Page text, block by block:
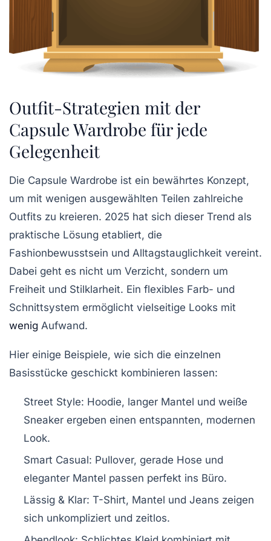
Outfit-Strategien mit der
Capsule Wardrobe für jede
Gelegenheit
Die Capsule Wardrobe ist ein bewährtes Konzept,
um mit wenigen ausgewählten Teilen zahlreiche
Outfits zu kreieren. 2025 hat sich dieser Trend als
praktische Lösung etabliert, die
Fashionbewusstsein und Alltagstauglichkeit vereint.
Dabei geht es nicht um Verzicht, sondern um
Freiheit und Stilklarheit. Ein flexibles Farb- und
Schnittsystem ermöglicht vielseitige Looks mit
wenig Aufwand.
Hier einige Beispiele, wie sich die einzelnen
Basisstücke geschickt kombinieren lassen:
Street Style: Hoodie, langer Mantel und weiße
Sneaker ergeben einen entspannten, modernen
Look.
Smart Casual: Pullover, gerade Hose und
eleganter Mantel passen perfekt ins Büro.
Lässig & Klar: T-Shirt, Mantel und Jeans zeigen
sich unkompliziert und zeitlos.